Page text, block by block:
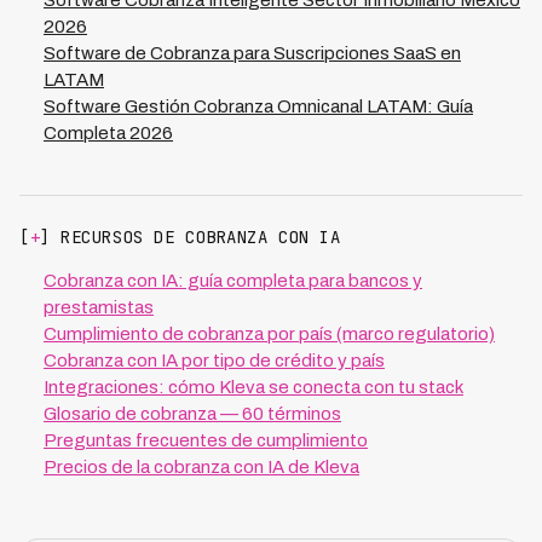
2026
Software de Cobranza para Suscripciones SaaS en
LATAM
Software Gestión Cobranza Omnicanal LATAM: Guía
Completa 2026
[ +] RECURSOS DE COBRANZA CON IA
Cobranza con IA: guía completa para bancos y
prestamistas
Cumplimiento de cobranza por país (marco regulatorio)
Cobranza con IA por tipo de crédito y país
Integraciones: cómo Kleva se conecta con tu stack
Glosario de cobranza — 60 términos
Preguntas frecuentes de cumplimiento
Precios de la cobranza con IA de Kleva